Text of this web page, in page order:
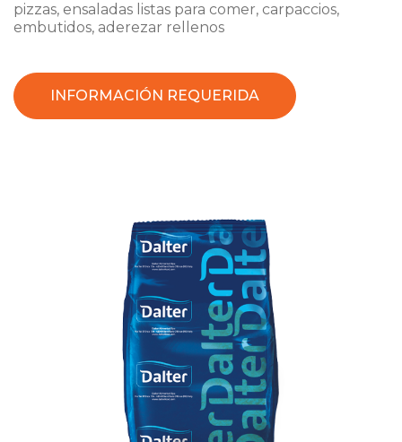
pizzas, ensaladas listas para comer, carpaccios,
embutidos, aderezar rellenos
INFORMACIÓN REQUERIDA